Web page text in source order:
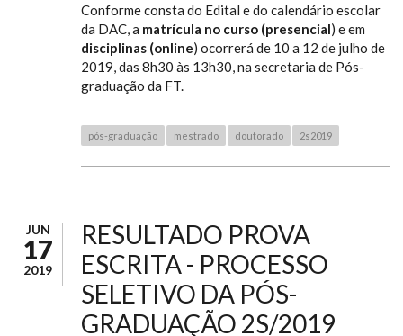
Conforme consta do Edital e do calendário escolar
da DAC, a matrícula no curso (presencial) e em
disciplinas (online) ocorrerá de 10 a 12 de julho de
2019, das 8h30 às 13h30, na secretaria de Pós-
graduação da FT.
pós-graduação mestrado doutorado 2s2019
JUN
17
2019
RESULTADO PROVA
ESCRITA - PROCESSO
SELETIVO DA PÓS-
GRADUAÇÃO 2S/2019